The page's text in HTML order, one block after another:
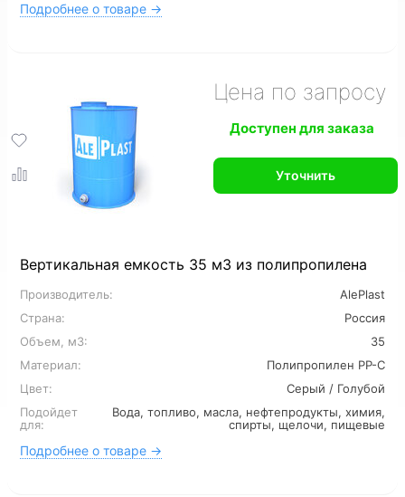
Подробнее о товаре →
Вертикальная емкость 35 м3 из полипропилена
Производитель:
AlePlast
Страна:
Россия
Объем, м3:
35
Материал:
Полипропилен PP-C
Цвет:
Серый / Голубой
Подойдет
для:
Вода, топливо, масла, нефтепродукты, химия,
спирты, щелочи, пищевые
Подробнее о товаре →
Цена по запросу
Доступен для заказа
Уточнить